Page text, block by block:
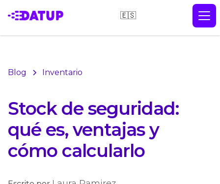
🇪🇸
Blog Inventario
Stock de seguridad:
qué es, ventajas y
cómo calcularlo